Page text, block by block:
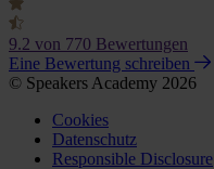
9.2 von 770 Bewertungen
Eine Bewertung schreiben
© Speakers Academy 2026
Cookies
Datenschutz
Responsible Disclosure